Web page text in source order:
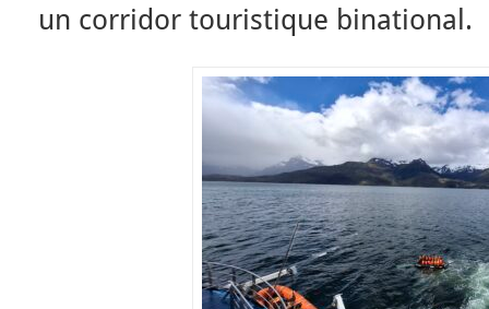
un corridor touristique binational.